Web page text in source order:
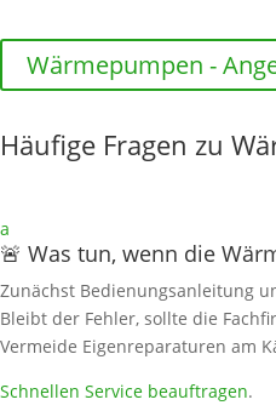
Wärmepumpen -
Häufige Fragen zu
a
🚨 Was tun, wenn die
Zunächst Bedienungsanleitung
Bleibt der Fehler, sollte die
Vermeide Eigenreparaturen am
Schnellen Service beauftragen.